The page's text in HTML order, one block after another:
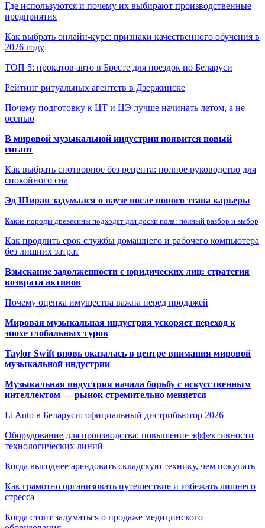
Где используются и почему их выбирают производственные
предприятия
Как выбрать онлайн-курс: признаки качественного обучения в
2026 году
ТОП 5: прокатов авто в Бресте для поездок по Беларуси
Рейтинг ритуальных агентств в Дзержинске
Почему подготовку к ЦТ и ЦЭ лучше начинать летом, а не
осенью
В мировой музыкальной индустрии появится новый
гигант
Как выбрать снотворное без рецепта: полное руководство для
спокойного сна
Эд Ширан задумался о паузе после нового этапа карьеры
Какие породы древесины подходят для доски пола: полный разбор и выбор
Как продлить срок службы домашнего и рабочего компьютера
без лишних затрат
Взыскание задолженности с юридических лиц: стратегия
возврата активов
Почему оценка имущества важна перед продажей
Мировая музыкальная индустрия ускоряет переход к
эпохе глобальных туров
Taylor Swift вновь оказалась в центре внимания мировой
музыкальной индустрии
Музыкальная индустрия начала борьбу с искусственным
интеллектом — рынок стремительно меняется
Li Auto в Беларуси: официальный дистрибьютор 2026
Оборудование для производства: повышение эффективности
технологических линий
Когда выгоднее арендовать складскую технику, чем покупать
Как грамотно организовать путешествие и избежать лишнего
стресса
Когда стоит задуматься о продаже медицинского